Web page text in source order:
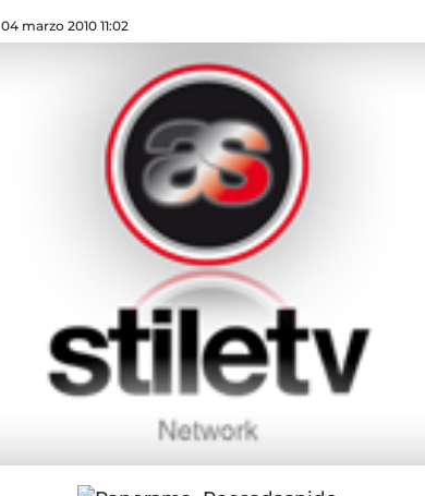
04 marzo 2010 11:02